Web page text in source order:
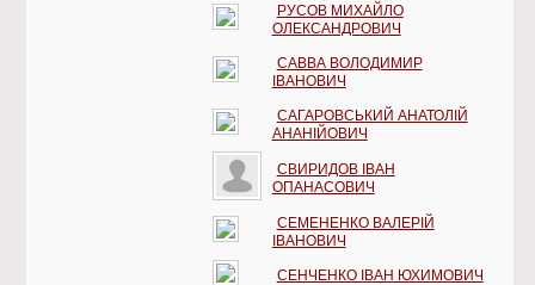
РУСОВ МИХАЙЛО
ОЛЕКСАНДРОВИЧ
САВВА ВОЛОДИМИР
ІВАНОВИЧ
САГАРОВСЬКИЙ АНАТОЛІЙ
АНАНІЙОВИЧ
СВИРИДОВ ІВАН
ОПАНАСОВИЧ
СЕМЕНЕНКО ВАЛЕРІЙ
ІВАНОВИЧ
СЕНЧЕНКО ІВАН ЮХИМОВИЧ